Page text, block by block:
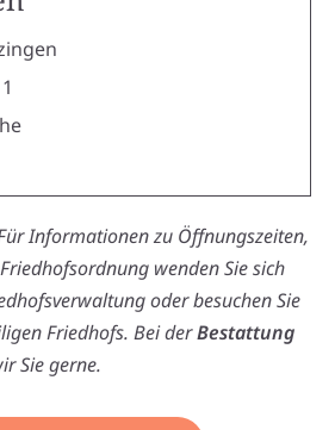
Informationen zu Öffnungszeiten,
wenden Sie sich
oder besuchen Sie
Friedhofs. Bei derBestattung
Sie gerne.